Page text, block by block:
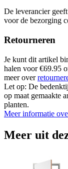
De leverancier
voor de bezorging
Retourneren
Je kunt dit artikel
halen voor €69.95
meer over
Let op: De
op maat gemaakte
planten.
Meer informatie
Meer uit